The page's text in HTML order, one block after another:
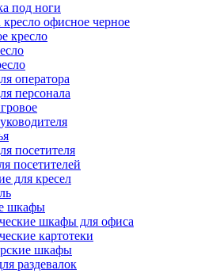
под ноги
офисное черное
кресло
оператора
персонала
посетителя
посетителей
для кресел
шкафы
шкафы для офиса
картотеки
шкафы
раздевалок